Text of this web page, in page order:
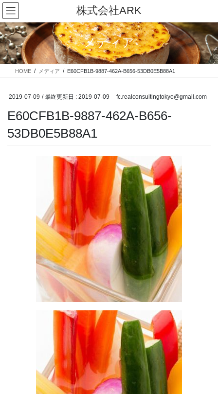
コ
ン
テ
ン
ツ
に
移
ナ
ビ
ゲ
ー
シ
ョ
ン
株式会社ARK
メディア
HOME メディア E60CFB1B-9887-462A-B656-53DB0E5B88A1
2019-07-09 / 最終更新日 : 2019-07-09 fc.realconsultingtokyo@gmail.com
E60CFB1B-9887-462A-B656-
53DB0E5B88A1